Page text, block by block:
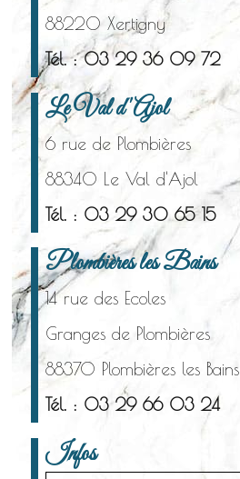
88220 Xertigny
Tél. : 03 29 36 09 72
Le Val d'Ajol
6 rue de Plombières
88340 Le Val d'Ajol
Tél. : 03 29 30 65 15
Plombières les Bains
14 rue des Ecoles
Granges de Plombières
88370 Plombières les Bains
Tél. : 03 29 66 03 24
Infos